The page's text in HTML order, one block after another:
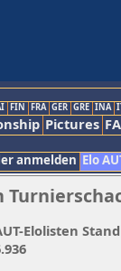
FIN FRA GER GRE INA
Pictures
anmelden Elo
Elolisten